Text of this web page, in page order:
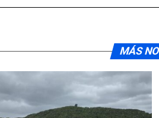
MÁS